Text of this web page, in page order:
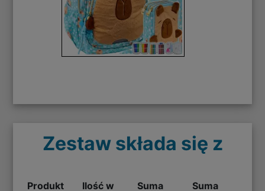
Zestaw składa się z
Produkt Ilość w Suma Suma